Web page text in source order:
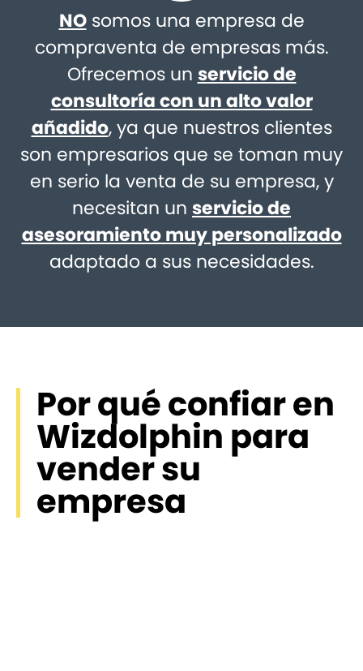
NOsomos una empresa de
compraventa de empresas más.
Ofrecemos un servicio de
consultoría con un alto valor
añadido, ya que nuestros clientes
son empresarios que se toman muy
en serio la venta de su empresa, y
necesitan un servicio de
asesoramiento muy personalizado
adaptado a sus necesidades.
Por qué confiar en
Wizdolphin para
vender su
empresa